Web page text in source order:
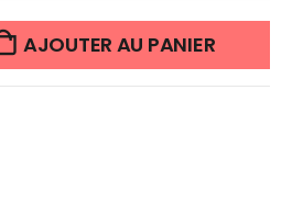
AJOUTER AU PANIER